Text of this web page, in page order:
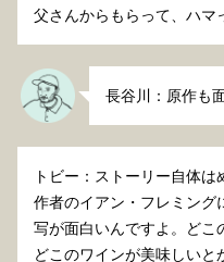
父さんからもらって、ハマ
長谷川：原作も
トビー：ストーリー自体は
作者のイアン・フレミング
写が面白いんですよ。どこ
どこのワインが美味しいと